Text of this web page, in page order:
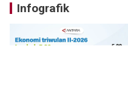
Infografik